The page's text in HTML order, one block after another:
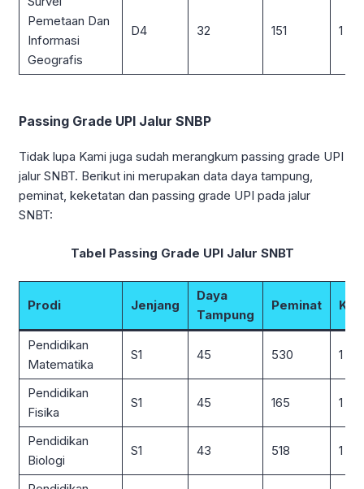
Pemetaan Dan
Informasi
Geografis
D4 32 151 1 : 5
Passing Grade UPI Jalur SNBP
Tidak lupa Kami juga sudah merangkum passing grade UPI
jalur SNBT. Berikut ini merupakan data daya tampung,
peminat, keketatan dan passing grade UPI pada jalur
SNBT:
Tabel Passing Grade UPI Jalur SNBT
Prodi Jenjang
Daya
Tampung
Peminat
Pendidikan
Matematika
S1 45 530 1 : 12
Pendidikan
Fisika
S1 45 165 1 : 4
Pendidikan
Biologi
S1 43 518 1 : 12